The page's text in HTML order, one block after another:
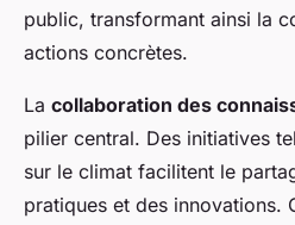
public, transformant ainsi la
actions concrètes.
La collaboration des
pilier central. Des initiatives
sur le climat facilitent le
pratiques et des innovations.